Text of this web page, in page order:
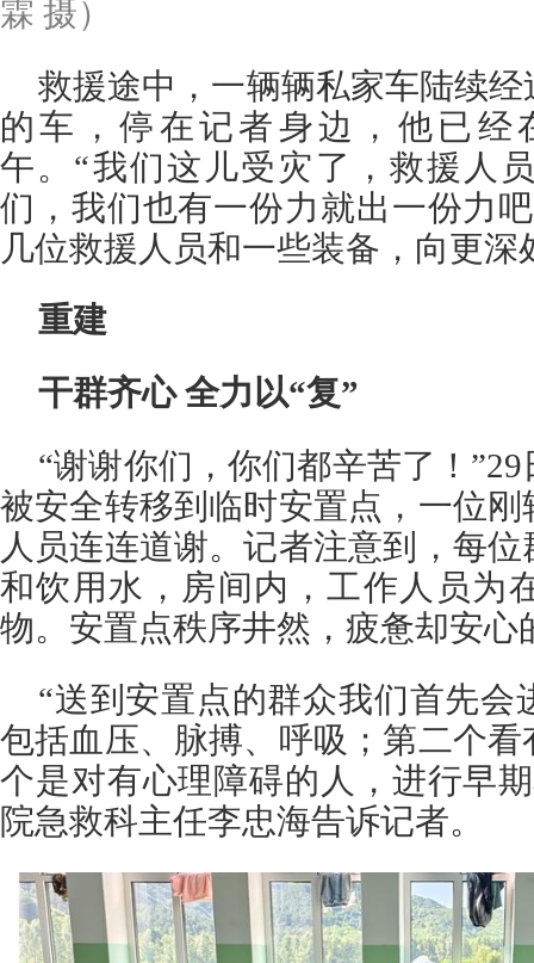
霖 摄）
救援途中，一辆辆私家车陆续
的车，停在记者身边，他已经
午。“我们这儿受灾了，救援人
们，我们也有一份力就出一份力
几位救援人员和一些装备，向更
重建
干群齐心 全力以“复”
“谢谢你们，你们都辛苦了！
被安全转移到临时安置点，一位
人员连连道谢。记者注意到，每
和饮用水，房间内，工作人员为
物。安置点秩序井然，疲惫却安心
“送到安置点的群众我们首先会
包括血压、脉搏、呼吸；第二个
个是对有心理障碍的人，进行早
院急救科主任李忠海告诉记者。